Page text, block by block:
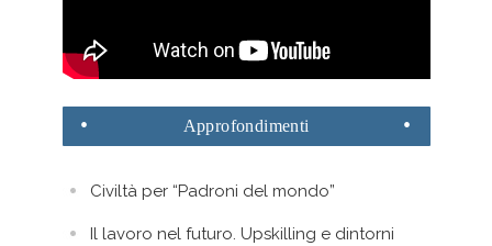
Approfondimenti
Civiltà per “Padroni del mondo”
Il lavoro nel futuro. Upskilling e dintorni